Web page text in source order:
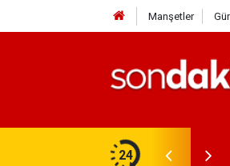
Manşetler
24